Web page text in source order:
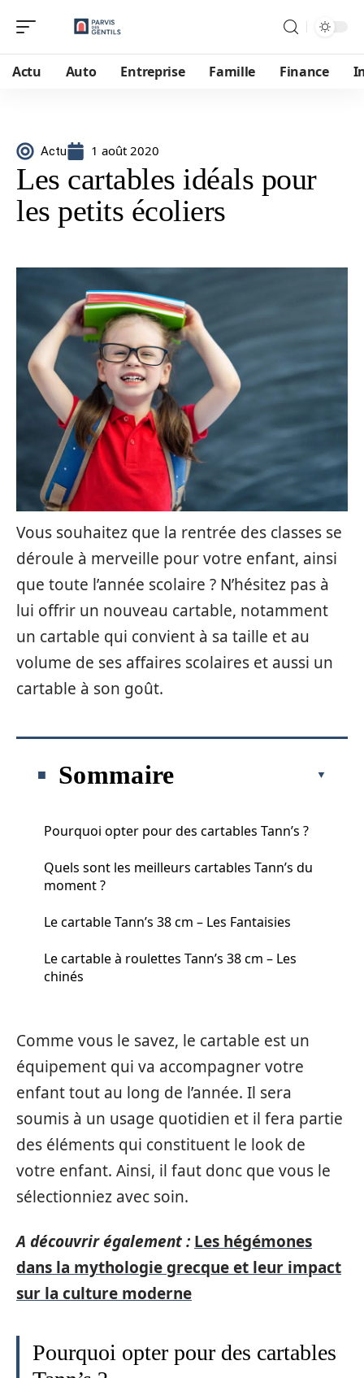
Actu Auto Entreprise Famille Finance
Actu 1 août 2020
Les cartables idéals pour
les petits écoliers
Vous souhaitez que la rentrée des classes se
déroule à merveille pour votre enfant, ainsi
que toute l’année scolaire ? N’hésitez pas à
lui offrir un nouveau cartable, notamment
un cartable qui convient à sa taille et au
volume de ses affaires scolaires et aussi un
cartable à son goût.
Sommaire
Pourquoi opter pour des cartables Tann’s ?
Quels sont les meilleurs cartables Tann’s du
moment ?
Le cartable Tann’s 38 cm – Les Fantaisies
Le cartable à roulettes Tann’s 38 cm – Les
chinés
Comme vous le savez, le cartable est un
équipement qui va accompagner votre
enfant tout au long de l’année. Il sera
soumis à un usage quotidien et il fera partie
des éléments qui constituent le look de
votre enfant. Ainsi, il faut donc que vous le
sélectionniez avec soin.
A découvrir également : Les hégémones
dans la mythologie grecque et leur impact
sur la culture moderne
Pourquoi opter pour des cartables